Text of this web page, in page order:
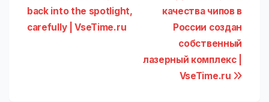
по
качества чипов в
России создан
собственный
лазерный комплекс |
VseTime.ru
back into the spotlight,
carefully | VseTime.ru